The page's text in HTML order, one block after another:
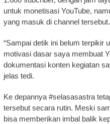
untuk monetisasi YouTube,
yang masuk di channel tersebut.
“Sampai detik ini belum terpikir
motivasi dasar saya membuat
dokumentasi konten kegiatan
jelas tedi.
Ke depannya #selasasastra
tersebut secara rutin. Meski
bisa memberikan imbal balik